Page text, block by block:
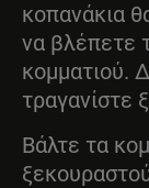
κοπανάκια
να βλέπετε
κομματιού.
τραγανίστε
Βάλτε τα